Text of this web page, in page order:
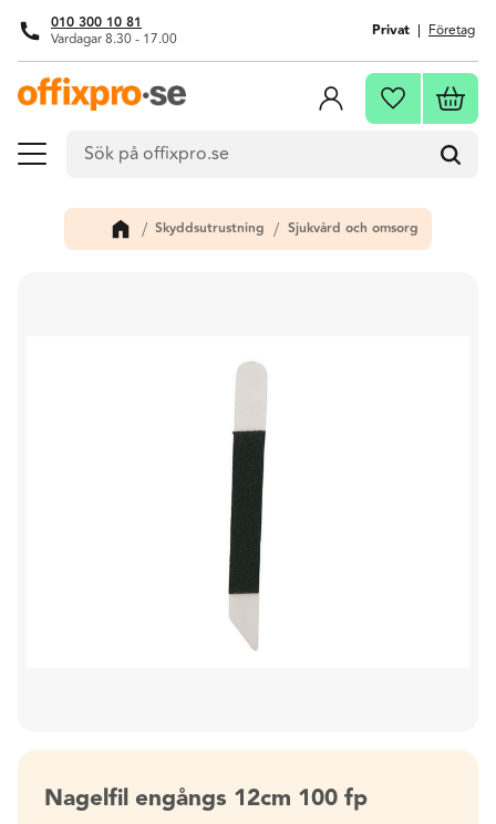
Meny
010 300 10 81
Vardagar 8.30 - 17.00 Privat Företag
Favoriter
Skyddsutrustning Sjukvård och omsorg
Nagelfil engångs 12cm 100 fp